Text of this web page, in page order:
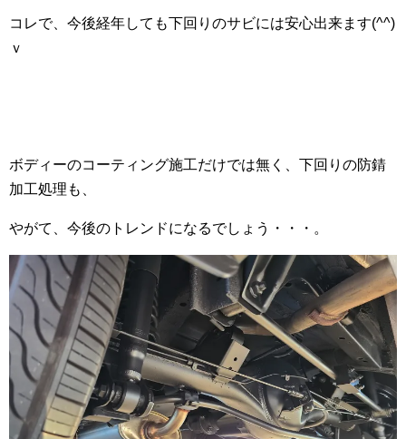
コレで、今後経年しても下回りのサビには安心出来ます(^^)
ｖ
ボディーのコーティング施工だけでは無く、下回りの防錆
加工処理も、
やがて、今後のトレンドになるでしょう・・・。